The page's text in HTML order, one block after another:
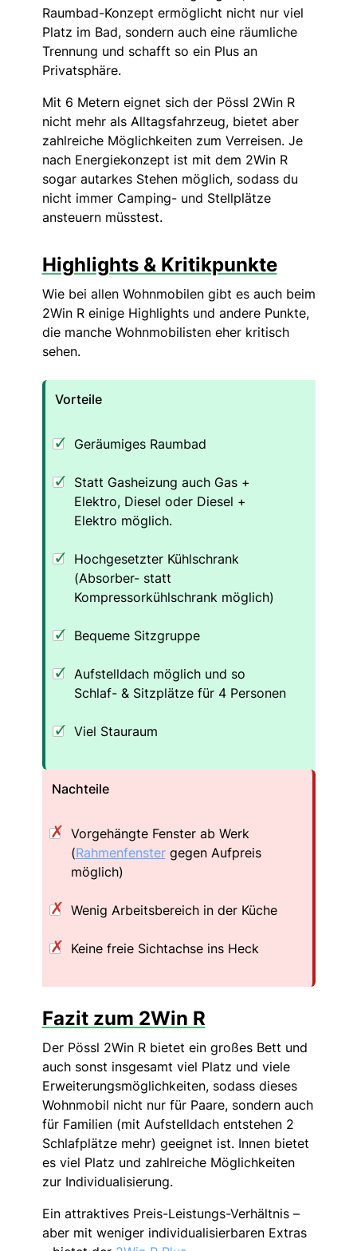
Raumbad-Konzept ermöglicht nicht nur viel
Platz im Bad, sondern auch eine räumliche
Trennung und schafft so ein Plus an
Privatsphäre.
Mit 6 Metern eignet sich der Pössl 2Win R
nicht mehr als Alltagsfahrzeug, bietet aber
zahlreiche Möglichkeiten zum Verreisen. Je
nach Energiekonzept ist mit dem 2Win R
sogar autarkes Stehen möglich, sodass du
nicht immer Camping- und Stellplätze
ansteuern müsstest.
Highlights & Kritikpunkte
Wie bei allen Wohnmobilen gibt es auch beim
2Win R einige Highlights und andere Punkte,
die manche Wohnmobilisten eher kritisch
sehen.
Vorteile
Geräumiges Raumbad
Statt Gasheizung auch Gas +
Elektro, Diesel oder Diesel +
Elektro möglich.
Hochgesetzter Kühlschrank
(Absorber- statt
Kompressorkühlschrank möglich)
Bequeme Sitzgruppe
Aufstelldach möglich und so
Schlaf- & Sitzplätze für 4 Personen
Viel Stauraum
Nachteile
Vorgehängte Fenster ab Werk
(Rahmenfenstergegen Aufpreis
möglich)
Wenig Arbeitsbereich in der Küche
Keine freie Sichtachse ins Heck
Fazit zum 2Win R
Der Pössl 2Win R bietet ein großes Bett und
auch sonst insgesamt viel Platz und viele
Erweiterungsmöglichkeiten, sodass dieses
Wohnmobil nicht nur für Paare, sondern auch
für Familien (mit Aufstelldach entstehen 2
Schlafplätze mehr) geeignet ist. Innen bietet
es viel Platz und zahlreiche Möglichkeiten
zur Individualisierung.
Ein attraktives Preis-Leistungs-Verhältnis –
aber mit weniger individualisierbaren Extras